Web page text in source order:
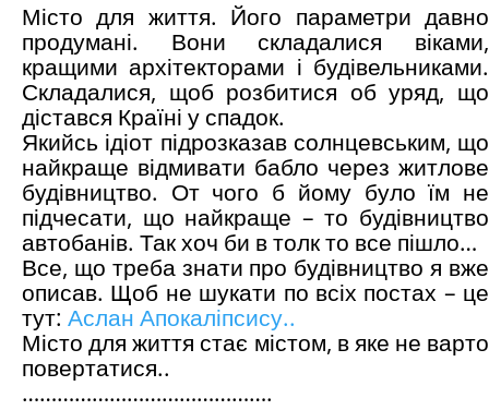
Місто для життя. Його параметри давно
продумані. Вони складалися віками,
кращими архітекторами і будівельниками.
Складалися, щоб розбитися об уряд, що
дістався Країні у спадок.
Якийсь ідіот підрозказав солнцевським, що
найкраще відмивати бабло через житлове
будівництво. От чого б йому було їм не
підчесати, що найкраще – то будівництво
автобанів. Так хоч би в толк то все пішло…
Все, що треба знати про будівництво я вже
описав. Щоб не шукати по всіх постах – це
тут: Аслан Апокаліпсису..
Місто для життя стає містом, в яке не варто
повертатися..
…………………………………….